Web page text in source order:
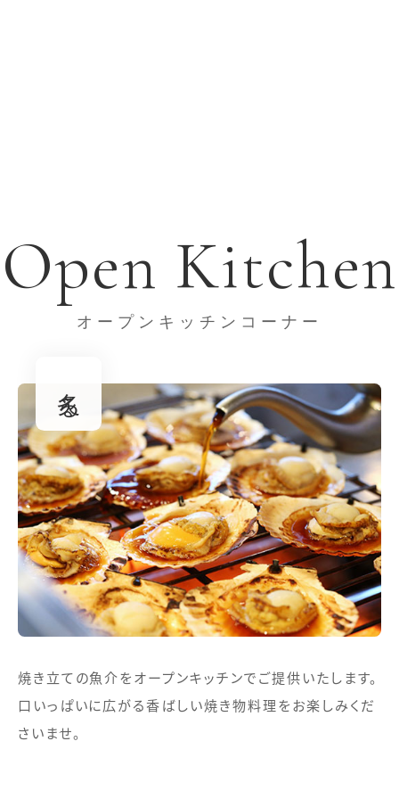
Open Kitchen
オープンキッチンコーナー
炙る
焼き立ての魚介をオープンキッチンでご提供いたします。
口いっぱいに広がる香ばしい焼き物料理をお楽しみくだ
さいませ。